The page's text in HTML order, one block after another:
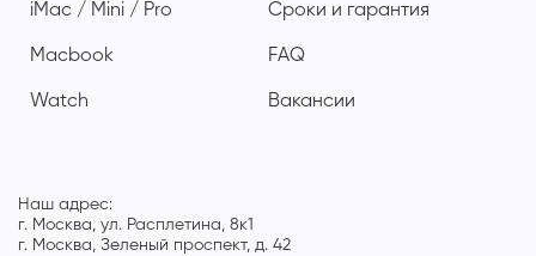
iMac / Mini / Pro
Macbook
Watch
Сроки и гарантия
FAQ
Вакансии
Наш адрес:
г. Москва, ул. Расплетина, 8к1
г. Москва, Зеленый проспект, д. 42